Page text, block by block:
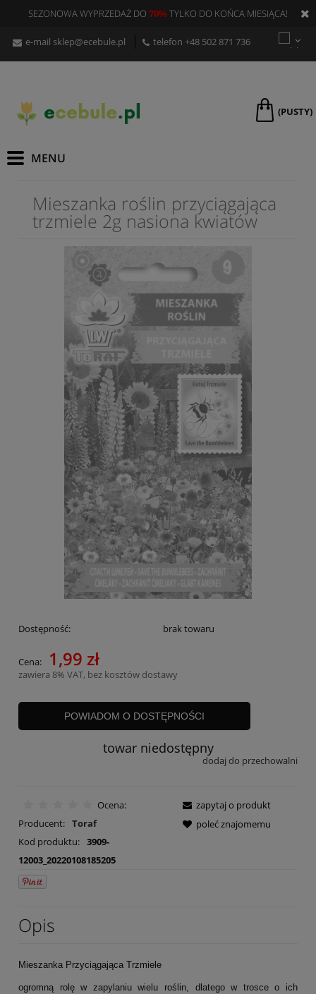
SEZONOWA WYPRZEDAŻ DO 70%TYLKO DO KOŃCA MIESIĄCA!
e-mail sklep@ecebule.pl telefon +48 502 871 736
(PUSTY)
Mieszanka roślin przyciągająca
trzmiele 2g nasiona kwiatów
Dostępność: brak towaru
Cena: 1,99 zł
zawiera 8% VAT, bez kosztów dostawy
POWIADOM O DOSTĘPNOŚCI
towar niedostępny
dodaj do przechowalni
Ocena:
Producent: Toraf
Kod produktu: 3909-
12003_20220108185205
zapytaj o produkt
poleć znajomemu
Opis
Mieszanka Przyciągająca Trzmiele
ogromną rolę w zapylaniu wielu roślin, dlatego w trosce o ich